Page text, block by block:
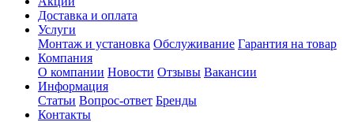
Доставка и оплата
Услуги
Монтаж и установка Обслуживание Гарантия на товар
Компания
О компании Новости Отзывы Вакансии
Информация
Статьи Вопрос-ответ Бренды
Контакты